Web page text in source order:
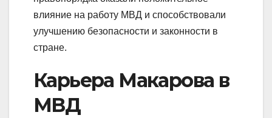
влияние на работу МВД и способствовали
улучшению безопасности и законности в
стране.
Карьера Макарова в
МВД